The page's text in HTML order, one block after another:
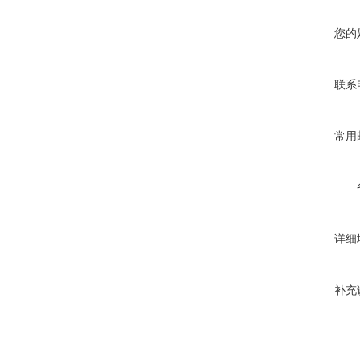
您的
联系
常用
详细
补充